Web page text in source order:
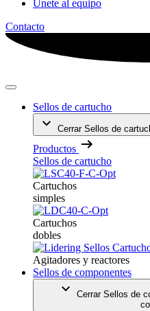
Únete al equipo
Contacto
Sellos de cartucho
Cerrar Sellos de
Productos
Sellos de cartucho
Cartuchos
simples
Cartuchos
dobles
Agitadores y reactores
Sellos de componentes
Cerrar Sellos de